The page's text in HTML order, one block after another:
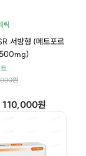
릭
서방형 (메트포르
원
원